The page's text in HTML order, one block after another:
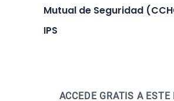
Mutual de Seguridad
IPS
ACCEDE GRATIS A ESTE